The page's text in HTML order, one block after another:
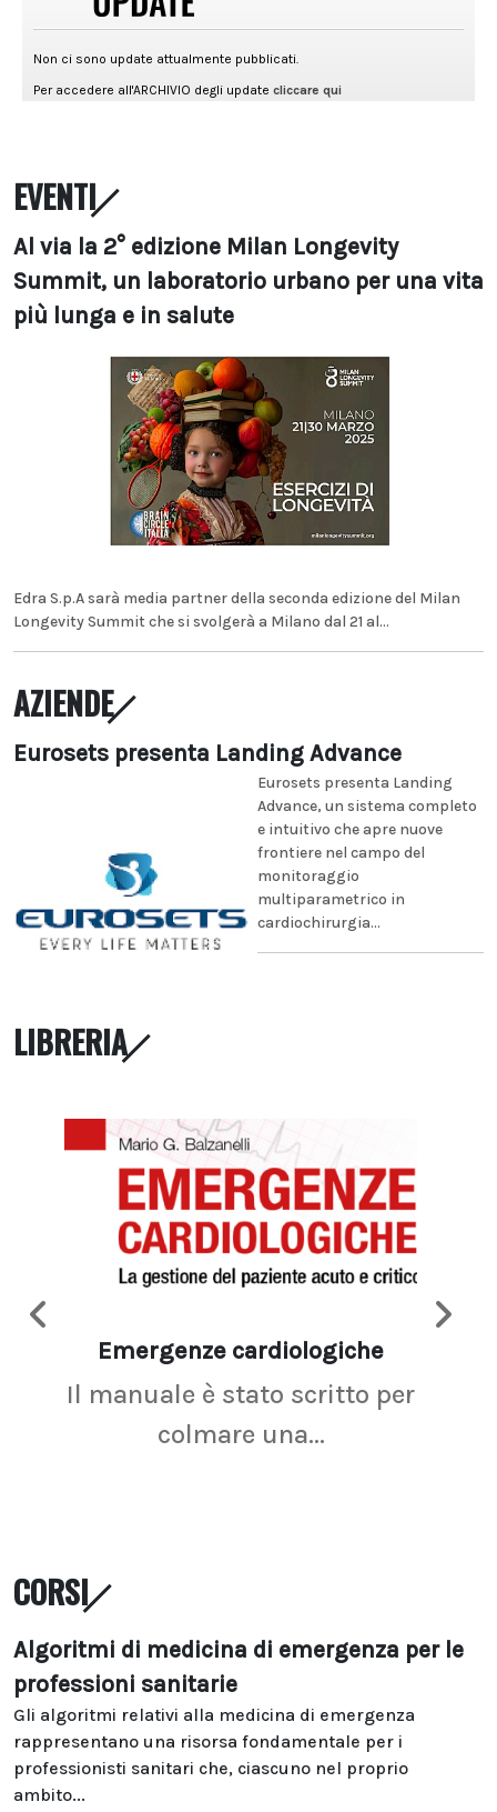
EVENTI
Al via la 2° edizione Milan Longevity
Summit, un laboratorio urbano per una vita
più lunga e in salute
Edra S.p.A sarà media partner della seconda edizione del Milan
Longevity Summit che si svolgerà a Milano dal 21 al...
AZIENDE
Eurosets presenta Landing Advance
Eurosets presenta Landing
Advance, un sistema completo
e intuitivo che apre nuove
frontiere nel campo del
monitoraggio
multiparametrico in
cardiochirurgia...
LIBRERIA
Emergenze cardiologiche
Il manuale è stato scritto per
colmare una...
CORSI
Algoritmi di medicina di emergenza per le
professioni sanitarie
Gli algoritmi relativi alla medicina di emergenza
rappresentano una risorsa fondamentale per i
professionisti sanitari che, ciascuno nel proprio
ambito...